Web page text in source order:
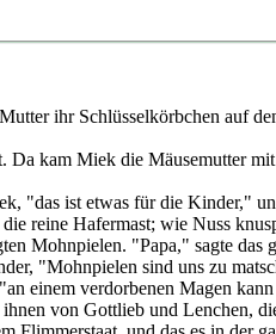
ihr Schlüsselkörbchen auf
kam Miek die Mäusemutter
"das ist etwas für die Kinder,"
reine Hafermast; wie Nuss
Mohnpielen. "Papa," sagte
"Mohnpielen sind uns zu
einem verdorbenen Magen
von Gottlieb und Lenchen,